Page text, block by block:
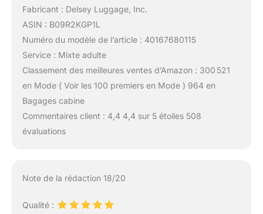
Fabricant : Delsey Luggage, Inc.
ASIN : B09R2KGP1L
Numéro du modèle de l’article : 40167680115
Service : Mixte adulte
Classement des meilleures ventes d’Amazon : 300 521
en Mode ( Voir les 100 premiers en Mode ) 964 en
Bagages cabine
Commentaires client : 4,4 4,4 sur 5 étoiles 508
évaluations
Note de la rédaction 18/20
Qualité :